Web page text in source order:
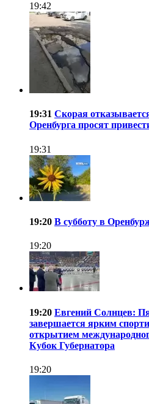
19:42
19:31 Скорая
Оренбурга просят
19:31
19:20 В субботу в
19:20
19:20 Евгений Солнцев:
завершается ярким
открытием
Кубок Губернатора
19:20